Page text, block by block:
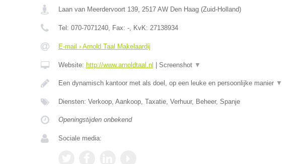
Laan van Meerdervoort 139, 2517 AW Den Haag(Zuid-Holland)
Tel: 070-7071240, Fax: -, KvK: 27138934
E-mail › Arnold Taal Makelaardij
Website: http://www.arnoldtaal.nl Screenshot ▼
Een dynamisch kantoor met als doel, op een leuke en persoonlijke manier ▼
Diensten: Verkoop, Aankoop, Taxatie, Verhuur, Beheer, Spanje
Openingstijden onbekend
Sociale media: